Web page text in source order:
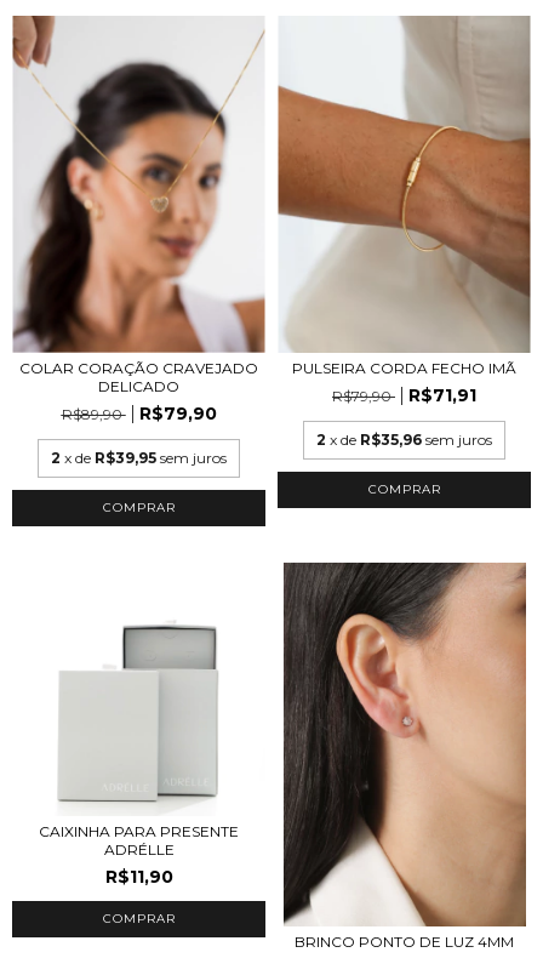
COLAR CORAÇÃO CRAVEJADO
DELICADO
R$89,90
R$79,90
2 x de R$39,95 sem juros
COMPRAR
PULSEIRA CORDA FECHO IMÃ
R$79,90
R$71,91
2 x de R$35,96 sem juros
COMPRAR
CAIXINHA PARA PRESENTE
ADRÉLLE
R$11,90
BRINCO PONTO DE LUZ 4MM